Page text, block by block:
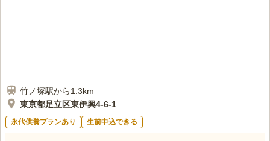
竹ノ塚駅から1.3km
東京都足立区東伊興4-6-1
永代供養プランあり 生前申込できる